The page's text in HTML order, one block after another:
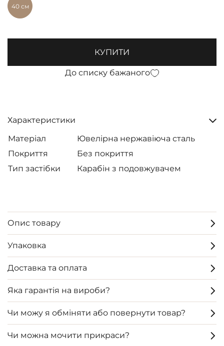
40 см
КУПИТИ
До списку бажаного
Характеристики
Матеріал
Ювелірна нержавіюча сталь
Покриття
Без покриття
Тип застібки
Карабін з подовжувачем
Опис товару
Упаковка
Доставка та оплата
Яка гарантія на вироби?
Чи можу я обміняти або повернути товар?
Чи можна мочити прикраси?